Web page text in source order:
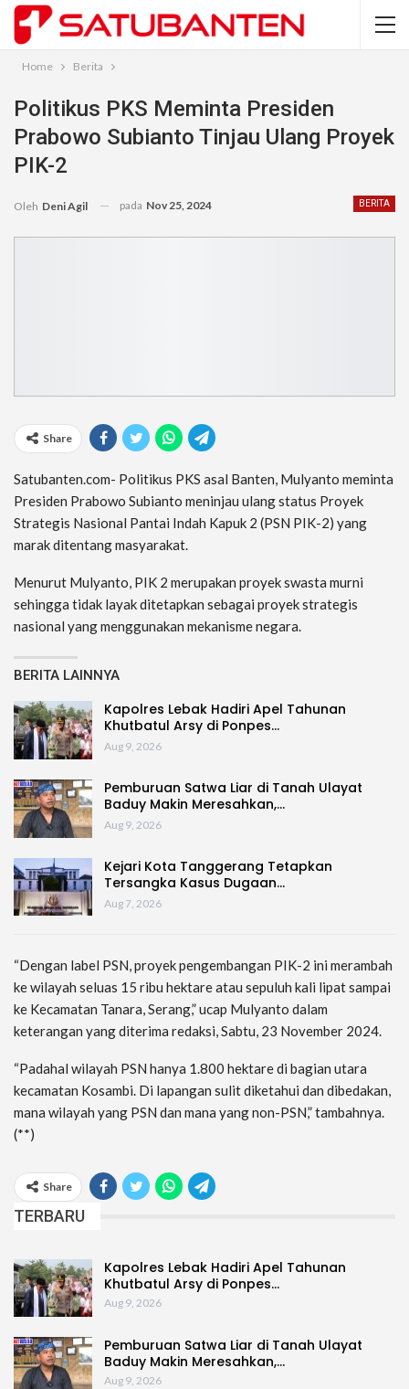
Home Berita
Politikus PKS Meminta Presiden
Prabowo Subianto Tinjau Ulang Proyek
PIK-2
BERITA
Oleh Deni Agil pada Nov 25, 2024
Share
Satubanten.com- Politikus PKS asal Banten, Mulyanto meminta
Presiden Prabowo Subianto meninjau ulang status Proyek
Strategis Nasional Pantai Indah Kapuk 2 (PSN PIK-2) yang
marak ditentang masyarakat.
Menurut Mulyanto, PIK 2 merupakan proyek swasta murni
sehingga tidak layak ditetapkan sebagai proyek strategis
nasional yang menggunakan mekanisme negara.
BERITA LAINNYA
Kapolres Lebak Hadiri Apel Tahunan
Khutbatul Arsy di Ponpes…
Aug 9, 2026
Pemburuan Satwa Liar di Tanah Ulayat
Baduy Makin Meresahkan,…
Aug 9, 2026
Kejari Kota Tanggerang Tetapkan
Tersangka Kasus Dugaan…
Aug 7, 2026
“Dengan label PSN, proyek pengembangan PIK-2 ini merambah
ke wilayah seluas 15 ribu hektare atau sepuluh kali lipat sampai
ke Kecamatan Tanara, Serang,” ucap Mulyanto dalam
keterangan yang diterima redaksi, Sabtu, 23 November 2024.
“Padahal wilayah PSN hanya 1.800 hektare di bagian utara
kecamatan Kosambi. Di lapangan sulit diketahui dan dibedakan,
mana wilayah yang PSN dan mana yang non-PSN,” tambahnya.
(**)
Share
TERBARU
Kapolres Lebak Hadiri Apel Tahunan
Khutbatul Arsy di Ponpes…
Aug 9, 2026
Pemburuan Satwa Liar di Tanah Ulayat
Baduy Makin Meresahkan,…
Aug 9, 2026